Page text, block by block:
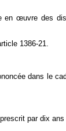
en œuvre des
1386‑21.
dans le
par dix